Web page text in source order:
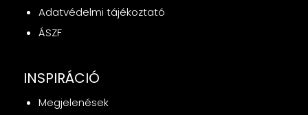
Adatvédelmi tájékoztató
ÁSZF
INSPIRÁCIÓ
Megjelenések